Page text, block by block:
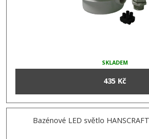
SKLADEM
435 Kč
Bazénové LED světlo